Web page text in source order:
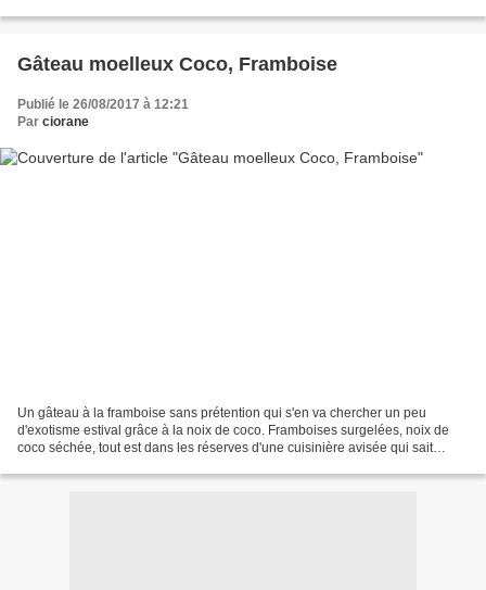
Gâteau moelleux Coco, Framboise
Publié le 26/08/2017 à 12:21
Par ciorane
Un gâteau à la framboise sans prétention qui s'en va chercher un peu
d'exotisme estival grâce à la noix de coco. Framboises surgelées, noix de
coco séchée, tout est dans les réserves d'une cuisinière avisée qui sait